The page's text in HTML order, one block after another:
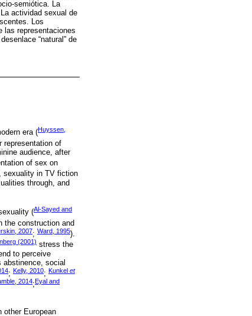
semiótica. La
actividad sexual de
Los
las representaciones
“natural” de
era (Huyssen,
representation of
audience, after
of sex on
sexuality in TV fiction
through, and
(Al-Sayed and
the construction and
2007; Ward, 1995).
(2001) stress the
to perceive
social
; Kelly, 2010; Kunkel et
2014; Eyal and
other European